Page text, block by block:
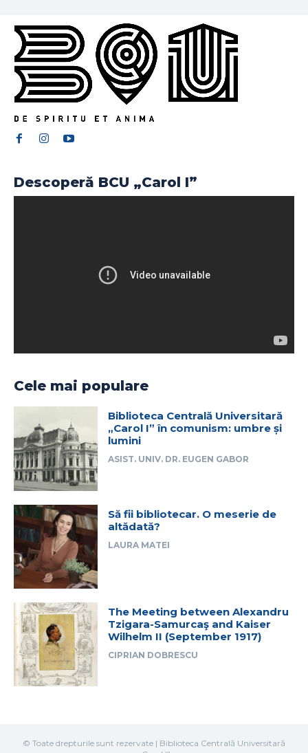
Descoperă BCU „Carol I”
Cele mai populare
Biblioteca Centrală Universitară
„Carol I” în comunism: umbre și
lumini
ASIST. UNIV. DR. EUGEN GABOR
Să fii bibliotecar. O meserie de
altădată?
LAURA MATEI
The Meeting between Alexandru
Tzigara-Samurcaş and Kaiser
Wilhelm II (September 1917)
CIPRIAN DOBRESCU
© Toate drepturile sunt rezervate | Biblioteca Centrală Universitară